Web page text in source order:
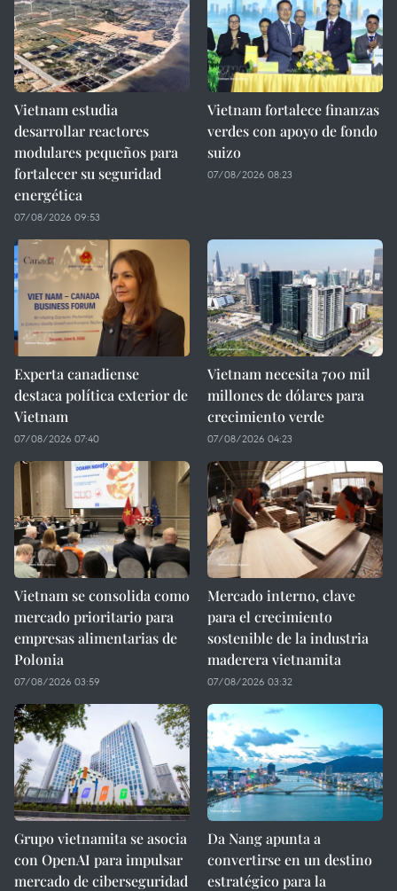
Vietnam estudia
desarrollar reactores
modulares pequeños para
fortalecer su seguridad
energética
07/08/2026 09:53
Vietnam fortalece finanzas
verdes con apoyo de fondo
suizo
07/08/2026 08:23
Experta canadiense
destaca política exterior de
Vietnam
07/08/2026 07:40
Vietnam necesita 700 mil
millones de dólares para
crecimiento verde
07/08/2026 04:23
Vietnam se consolida como
mercado prioritario para
empresas alimentarias de
Polonia
07/08/2026 03:59
Mercado interno, clave
para el crecimiento
sostenible de la industria
maderera vietnamita
07/08/2026 03:32
Grupo vietnamita se asocia
con OpenAI para impulsar
mercado de ciberseguridad
Da Nang apunta a
convertirse en un destino
estratégico para la